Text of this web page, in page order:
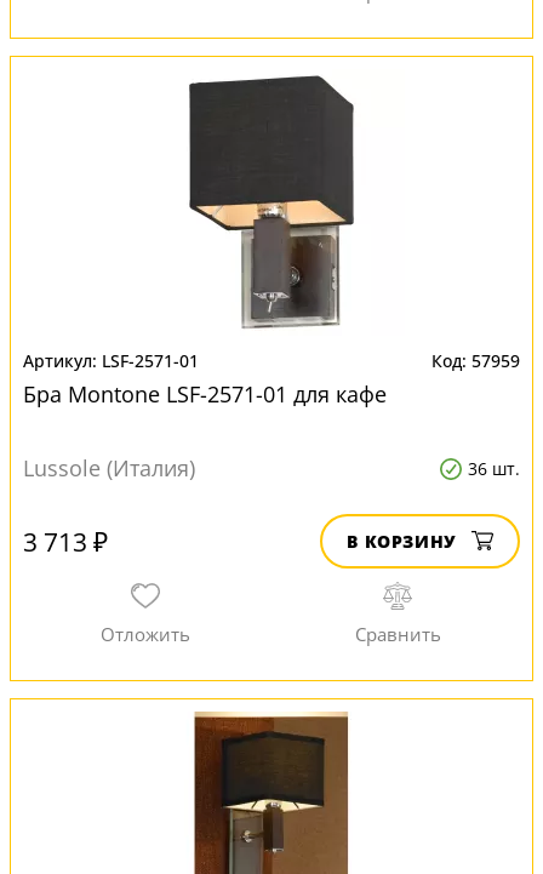
LSF-2571-01 57959
Бра Montone LSF-2571-01 для кафе
Lussole (Италия) 36 шт.
3 713 ₽ В КОРЗИНУ